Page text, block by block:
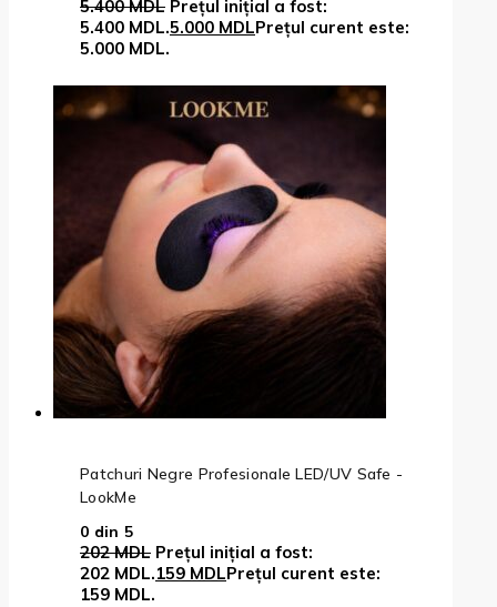
5.400MDL Prețul inițial a fost:
5.400 MDL.5.000 MDLPrețul curent este:
5.000 MDL.
Patchuri Negre Profesionale LED/UV Safe -
LookMe
0 din 5
202MDL Prețul inițial a fost:
202 MDL.159 MDLPrețul curent este:
159 MDL.